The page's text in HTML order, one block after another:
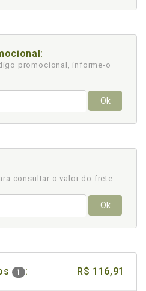
promocional, informe-o
Ok
consultar o valor do frete.
Ok
1 : R$ 116,91